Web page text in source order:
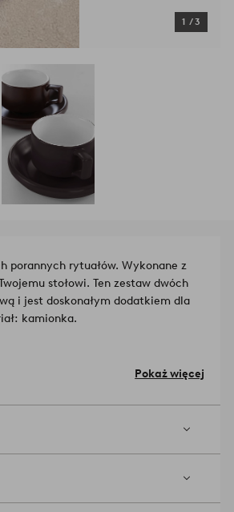
1 /3
porannych rytuałów. Wykonane z
stołowi. Ten zestaw dwóch
i jest doskonałym dodatkiem dla
kamionka.
kuchence mikrofalowej.Numer
Pokaż więcej